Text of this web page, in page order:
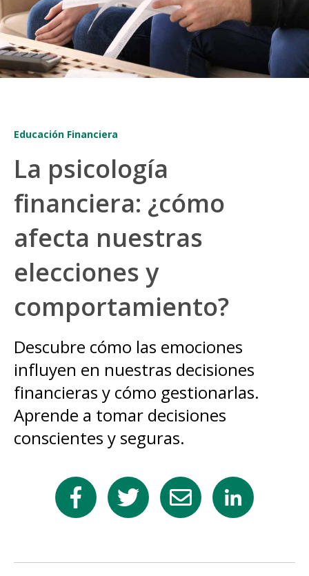
Educación Financiera
La psicología
financiera: ¿cómo
afecta nuestras
elecciones y
comportamiento?
Descubre cómo las emociones
influyen en nuestras decisiones
financieras y cómo gestionarlas.
Aprende a tomar decisiones
conscientes y seguras.